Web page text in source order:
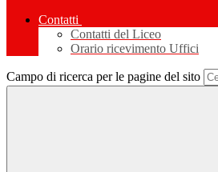
Contatti
Contatti del Liceo
Orario ricevimento Uffici
Campo di ricerca per le pagine del sito